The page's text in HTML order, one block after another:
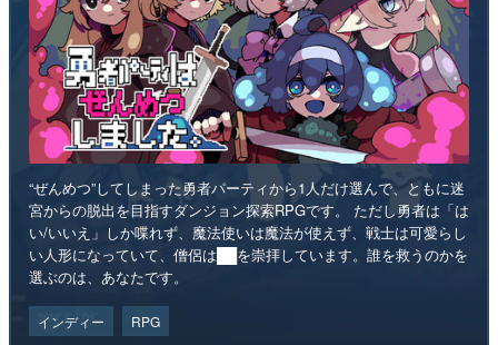
“ぜんめつ”してしまった勇者パーティから1人だけ選んで、ともに迷
宮からの脱出を目指すダンジョン探索RPGです。 ただし勇者は「は
い/いいえ」しか喋れず、魔法使いは魔法が使えず、戦士は可愛らし
い人形になっていて、僧侶は██を崇拝しています。誰を救うのかを
選ぶのは、あなたです。
インディー RPG